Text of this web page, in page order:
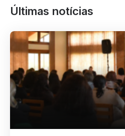
Últimas notícias